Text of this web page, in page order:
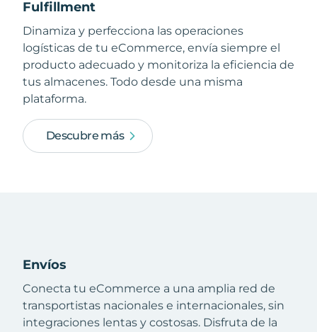
Fulfillment
Dinamiza y perfecciona las operaciones
logísticas de tu eCommerce, envía siempre el
producto adecuado y monitoriza la eficiencia de
tus almacenes. Todo desde una misma
plataforma.
Descubre más
Envíos
Conecta tu eCommerce a una amplia red de
transportistas nacionales e internacionales, sin
integraciones lentas y costosas. Disfruta de la